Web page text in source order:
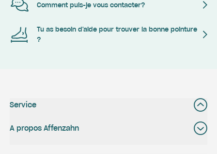
Comment puis-je vous contacter?
Tu as besoin d'aide pour trouver la bonne pointure
?
Service
A propos Affenzahn